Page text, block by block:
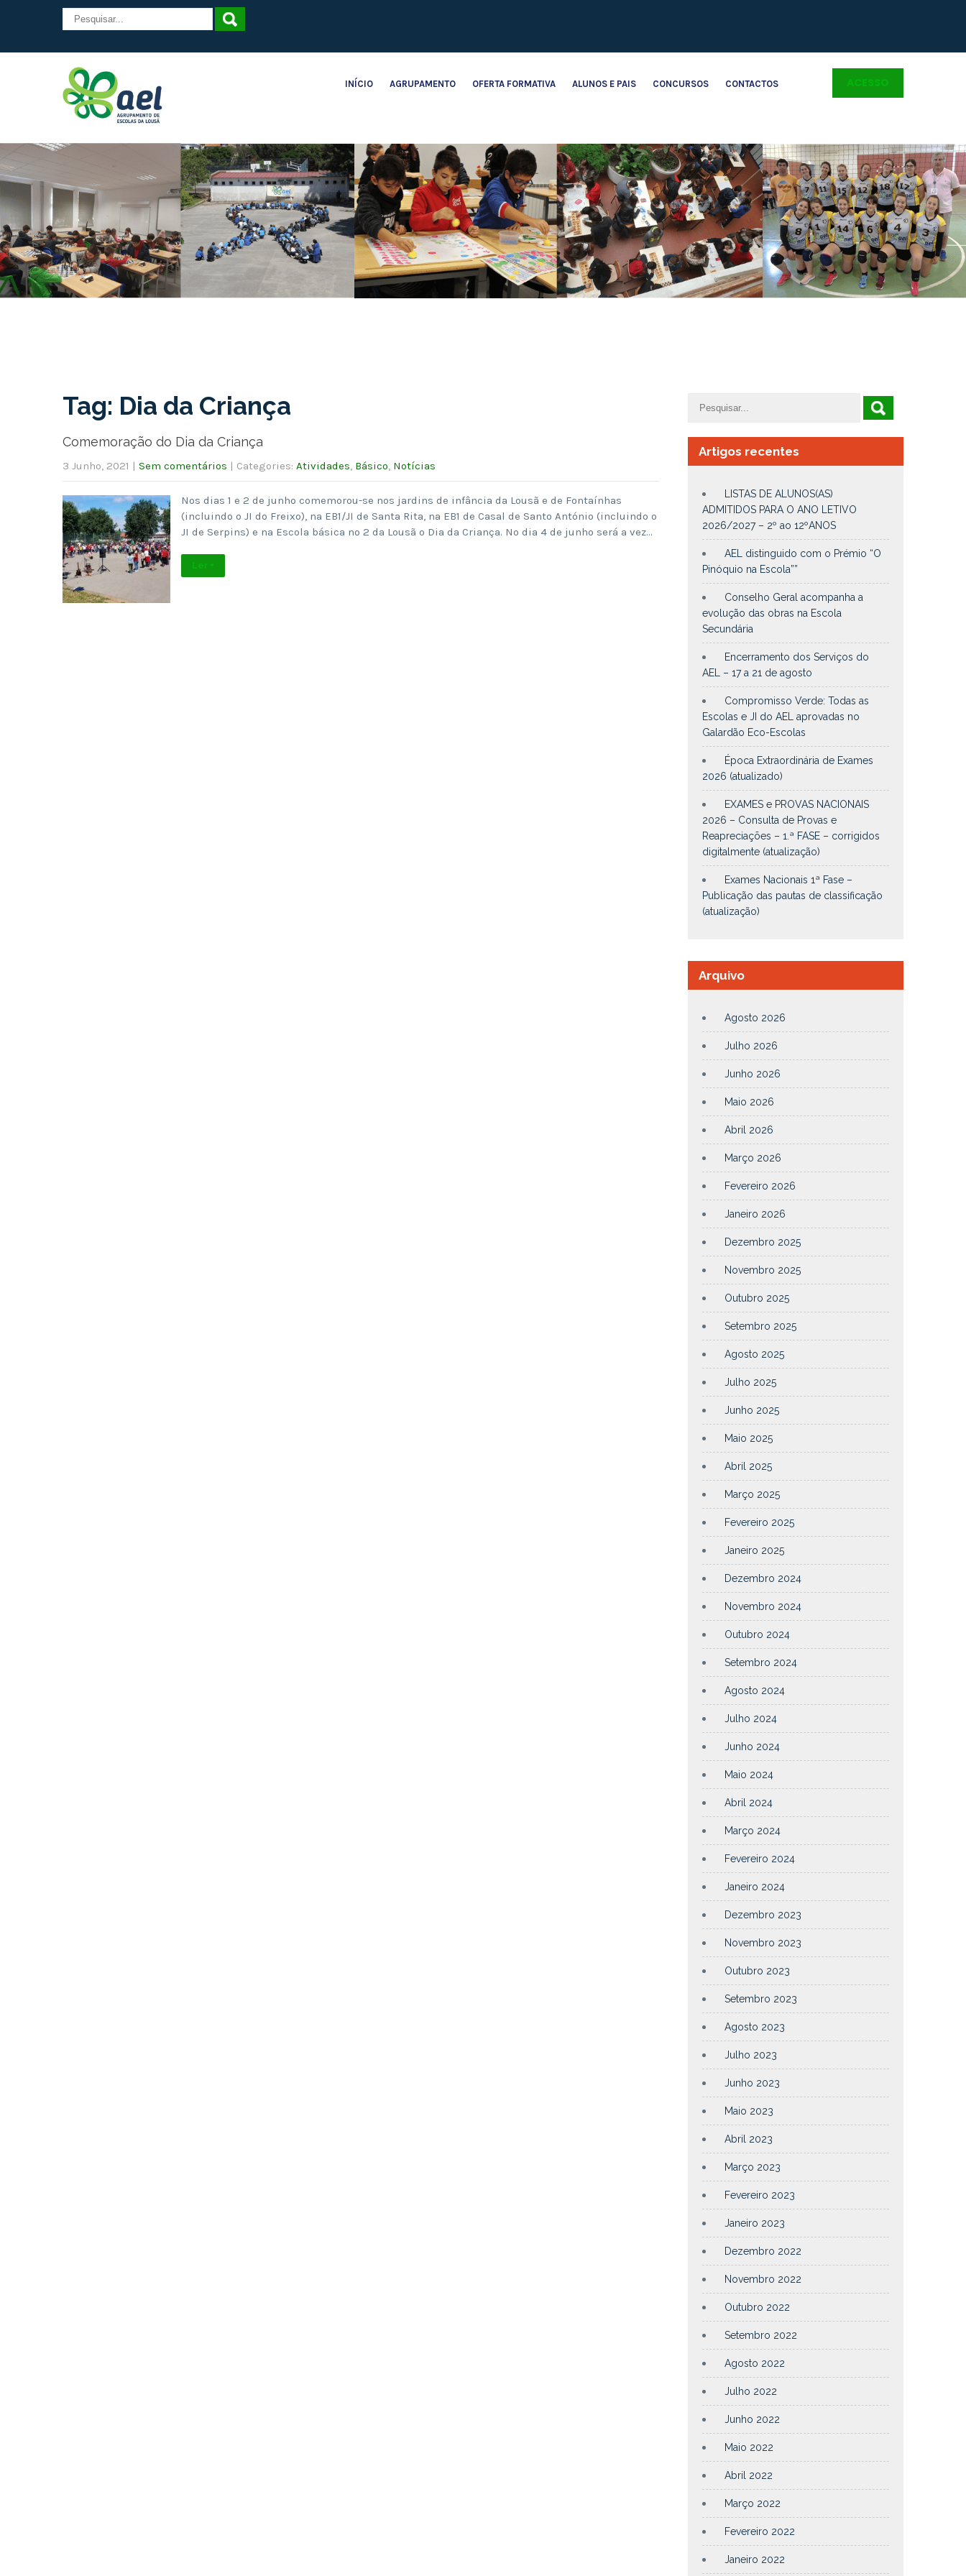
INÍCIO AGRUPAMENTO OFERTA FORMATIVA ALUNOS E PAIS CONCURSOS CONTACTOS ACESSO
Tag: Dia da Criança
Comemoração do Dia da Criança
3 Junho, 2021 | Sem comentários | Categories: Atividades, Básico, Notícias
Nos dias 1 e 2 de junho comemorou-se nos jardins de infância da Lousã e de Fontaínhas
(incluindo o JI do Freixo), na EB1/JI de Santa Rita, na EB1 de Casal de Santo António (incluindo o
JI de Serpins) e na Escola básica nº 2 da Lousã o Dia da Criança. No dia 4 de junho será a vez…
Ler +
Artigos recentes
LISTAS DE ALUNOS(AS)
ADMITIDOS PARA O ANO LETIVO
2026/2027 – 2º ao 12ºANOS
AEL distinguido com o Prémio “O
Pinóquio na Escola””
Conselho Geral acompanha a
evolução das obras na Escola
Secundária
Encerramento dos Serviços do
AEL – 17 a 21 de agosto
Compromisso Verde: Todas as
Escolas e JI do AEL aprovadas no
Galardão Eco-Escolas
Época Extraordinária de Exames
2026 (atualizado)
EXAMES e PROVAS NACIONAIS
2026 – Consulta de Provas e
Reapreciações – 1.ª FASE – corrigidos
digitalmente (atualização)
Exames Nacionais 1ª Fase –
Publicação das pautas de classificação
(atualização)
Arquivo
Agosto 2026
Julho 2026
Junho 2026
Maio 2026
Abril 2026
Março 2026
Fevereiro 2026
Janeiro 2026
Dezembro 2025
Novembro 2025
Outubro 2025
Setembro 2025
Agosto 2025
Julho 2025
Junho 2025
Maio 2025
Abril 2025
Março 2025
Fevereiro 2025
Janeiro 2025
Dezembro 2024
Novembro 2024
Outubro 2024
Setembro 2024
Agosto 2024
Julho 2024
Junho 2024
Maio 2024
Abril 2024
Março 2024
Fevereiro 2024
Janeiro 2024
Dezembro 2023
Novembro 2023
Outubro 2023
Setembro 2023
Agosto 2023
Julho 2023
Junho 2023
Maio 2023
Abril 2023
Março 2023
Fevereiro 2023
Janeiro 2023
Dezembro 2022
Novembro 2022
Outubro 2022
Setembro 2022
Agosto 2022
Julho 2022
Junho 2022
Maio 2022
Abril 2022
Março 2022
Fevereiro 2022
Janeiro 2022